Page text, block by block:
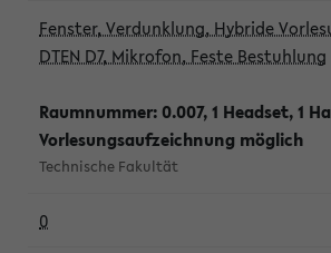
Fenster, Verdunklung, Hybride
DTEN D7, Mikrofon, Feste Bestuhlung
Raumnummer: 0.007, 1 Headset, 1
Vorlesungsaufzeichnung möglich
Technische Fakultät
0